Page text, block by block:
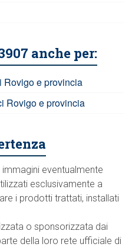
anche per:
Rovigo e provincia
Rovigo e provincia
eventualmente
esclusivamente a
i prodotti trattati, installati
o sponsorizzata dai
della loro rete ufficiale di